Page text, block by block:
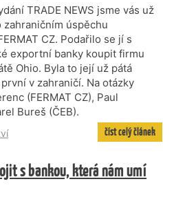
TRADE NEWS jsme vás už
zahraničním úspěchu
CZ. Podařilo se jí s
exportní banky koupit firmu
Ohio. Byla to její už pátá
v zahraničí. Na otázky
(FERMAT CZ), Paul
Bureš (ČEB).
číst celý článek
s bankou, která nám umí